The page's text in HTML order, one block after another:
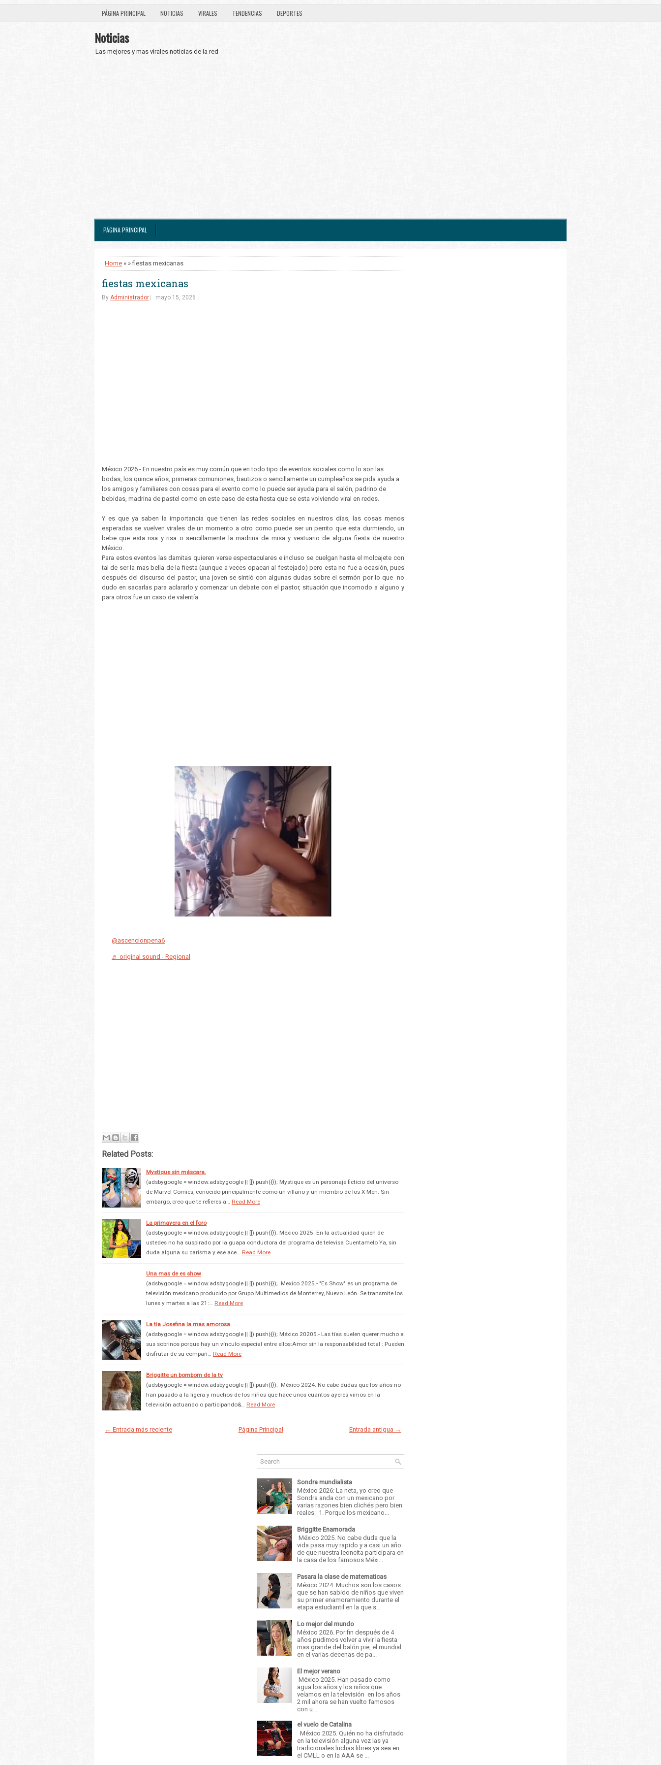
PÁGINA PRINCIPAL NOTICIAS VIRALES TENDENCIAS DEPORTES
Noticias
Las mejores y mas virales noticias de la red
PÁGINA PRINCIPAL
Home » » fiestas mexicanas
fiestas mexicanas
By Administrador mayo 15, 2026
México 2026.- En nuestro país es muy común que en todo tipo de eventos sociales como lo son las
bodas, los quince años, primeras comuniones, bautizos o sencillamente un cumpleaños se pida ayuda a
los amigos y familiares con cosas para el evento como lo puede ser ayuda para el salón, padrino de
bebidas, madrina de pastel como en este caso de esta fiesta que se esta volviendo viral en redes.
Y es que ya saben la importancia que tienen las redes sociales en nuestros días, las cosas menos
esperadas se vuelven virales de un momento a otro como puede ser un perrito que esta durmiendo, un
bebe que esta risa y risa o sencillamente la madrina de misa y vestuario de alguna fiesta de nuestro
México.
Para estos eventos las damitas quieren verse espectaculares e incluso se cuelgan hasta el molcajete con
tal de ser la mas bella de la fiesta (aunque a veces opacan al festejado) pero esta no fue a ocasión, pues
después del discurso del pastor, una joven se sintió con algunas dudas sobre el sermón por lo que no
dudo en sacarlas para aclararlo y comenzar un debate con el pastor, situación que incomodo a alguno y
para otros fue un caso de valentía.
@ascencionpena6
♬ original sound - Regional
Related Posts:
Mystique sin máscara.
(adsbygoogle = window.adsbygoogle || []).push({}); Mystique es un personaje ficticio del universo
de Marvel Comics, conocido principalmente como un villano y un miembro de los X-Men. Sin
embargo, creo que te refieres a…
Read More
La primavera en el foro
(adsbygoogle = window.adsbygoogle || []).push({}); México 2025. En la actualidad quien de
ustedes no ha suspirado por la guapa conductora del programa de televisa Cuentamelo Ya, sin
duda alguna su carisma y ese ace…
Read More
Una mas de es show
(adsbygoogle = window.adsbygoogle || []).push({}); Mexico 2025.- "Es Show" es un programa de
televisión mexicano producido por Grupo Multimedios de Monterrey, Nuevo León. Se transmite los
lunes y martes a las 21:…
Read More
La tia Josefina la mas amorosa
(adsbygoogle = window.adsbygoogle || []).push({}); México 20205.- Las tías suelen querer mucho a
sus sobrinos porque hay un vínculo especial entre ellos:Amor sin la responsabilidad total : Pueden
disfrutar de su compañ…
Read More
Briggitte un bombom de la tv
(adsbygoogle = window.adsbygoogle || []).push({}); México 2024. No cabe dudas que los años no
han pasado a la ligera y muchos de los niños que hace unos cuantos ayeres vimos en la
televisión actuando o participando&…
Read More
← Entrada más reciente Entrada antigua →
Página Principal
Sondra mundialista
México 2026: La neta, yo creo que
Sondra anda con un mexicano por
varias razones bien clichés pero bien
reales: 1. Porque los mexicano...
Briggitte Enamorada
México 2025. No cabe duda que la
vida pasa muy rapido y a casi un año
de que nuestra leoncita participara en
la casa de los famosos Méxi...
Pasara la clase de matematicas
México 2024. Muchos son los casos
que se han sabido de niños que viven
su primer enamoramiento durante el
etapa estudiantil en la que s...
Lo mejor del mundo
México 2026. Por fin después de 4
años pudimos volver a vivir la fiesta
mas grande del balón pie, el mundial
en el varias decenas de pa...
El mejor verano
México 2025. Han pasado como
agua los años y los niños que
veíamos en la televisión en los años
2 mil ahora se han vuelto famosos
con u...
el vuelo de Catalina
México 2025. Quién no ha disfrutado
en la televisión alguna vez las ya
tradicionales luchas libres ya sea en
el CMLL o en la AAA se ...